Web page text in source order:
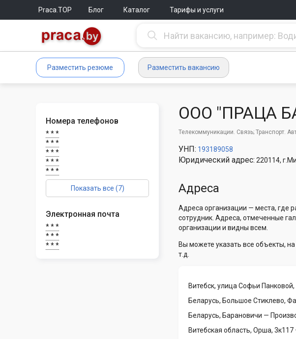
Praca.TOP Блог Каталог Тарифы и услуги
Разместить резюме Разместить вакансию
Номера телефонов
* * *
* * *
* * *
* * *
* * *
Показать все (7)
Электронная почта
* * *
* * *
* * *
ООО "ПРАЦА
Телекоммуникации. Связь; Транспорт.
УНП: 193189058
Юридический адрес: 220114,
Адреса
Адреса организации — места, где
сотрудник. Адреса, отмеченные
организации и видны всем.
Вы можете указать все объекты,
т.д.
Витебск, улица Софьи
Беларусь, Большое Стиклево,
Беларусь, Барановичи —
Витебская область, Орша, 3к117